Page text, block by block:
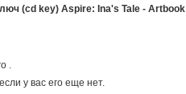
(cd key) Aspire: Ina's Tale - Artbook
.
у вас его еще нет.